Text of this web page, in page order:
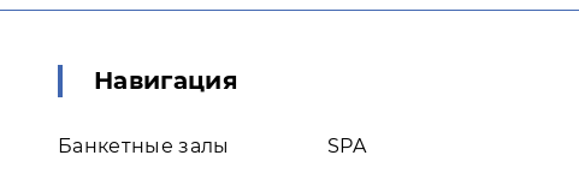
Навигация
Банкетные залы
SPA